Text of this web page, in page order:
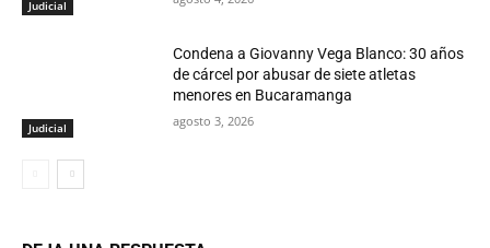
Judicial
Judicial
Condena a Giovanny Vega Blanco: 30 años
de cárcel por abusar de siete atletas
menores en Bucaramanga
agosto 3, 2026